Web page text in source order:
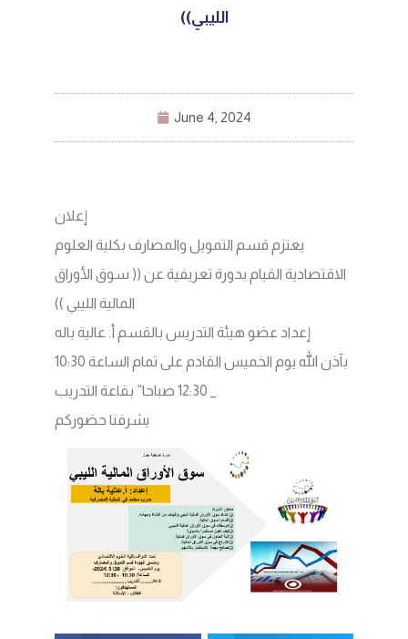
الليبي))
June 4, 2024
إعلان
يعتزم قسم التمويل والمصارف بكلية العلوم
الاقتصادية القيام بدورة تعريفية عن (( سوق الأوراق
المالية الليبي ))
إعداد عضو هيئة التدريس بالقسم أ. عالية باله
بآذن الله يوم الخميس القادم على تمام الساعة 10:30
يشرفنا حضوركم